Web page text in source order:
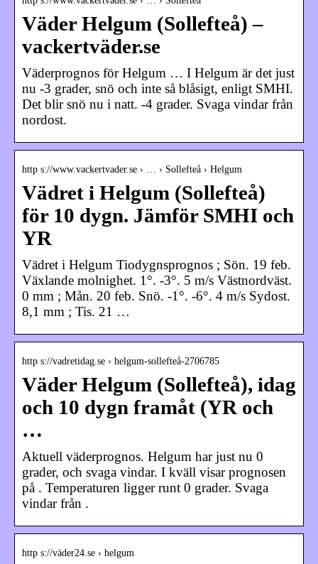
Väder Helgum (Sollefteå) –
vackertväder.se
Väderprognos för Helgum … I Helgum är det just
nu -3 grader, snö och inte så blåsigt, enligt SMHI.
Det blir snö nu i natt. -4 grader. Svaga vindar från
nordost.
http s://www.vackertvader.se › … › Sollefteå › Helgum
Vädret i Helgum (Sollefteå)
för 10 dygn. Jämför SMHI och
YR
Vädret i Helgum Tiodygnsprognos ; Sön. 19 feb.
Växlande molnighet. 1°. -3°. 5 m/s Västnordväst.
0 mm ; Mån. 20 feb. Snö. -1°. -6°. 4 m/s Sydost.
8,1 mm ; Tis. 21 …
http s://vadretidag.se › helgum-sollefteå-2706785
Väder Helgum (Sollefteå), idag
och 10 dygn framåt (YR och
…
Aktuell väderprognos. Helgum har just nu 0
grader, och svaga vindar. I kväll visar prognosen
på . Temperaturen ligger runt 0 grader. Svaga
vindar från .
http s://väder24.se › helgum